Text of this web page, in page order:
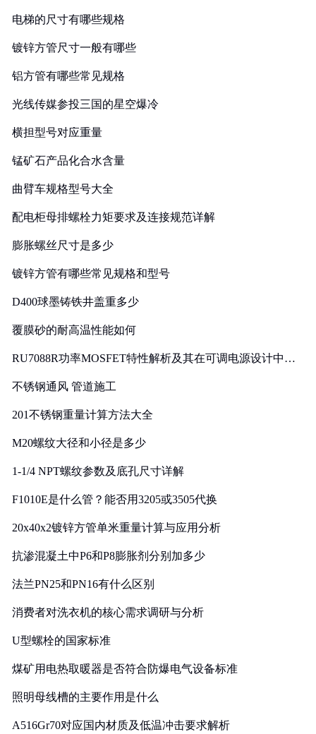
电梯的尺寸有哪些规格
镀锌方管尺寸一般有哪些
铝方管有哪些常见规格
光线传媒参投三国的星空爆冷
横担型号对应重量
锰矿石产品化合水含量
曲臂车规格型号大全
配电柜母排螺栓力矩要求及连接规范详解
膨胀螺丝尺寸是多少
镀锌方管有哪些常见规格和型号
D400球墨铸铁井盖重多少
覆膜砂的耐高温性能如何
RU7088R功率MOSFET特性解析及其在可调电源设计中的
不锈钢通风 管道施工
201不锈钢重量计算方法大全
M20螺纹大径和小径是多少
1-1/4 NPT螺纹参数及底孔尺寸详解
F1010E是什么管？能否用3205或3505代换
20x40x2镀锌方管单米重量计算与应用分析
抗渗混凝土中P6和P8膨胀剂分别加多少
法兰PN25和PN16有什么区别
消费者对洗衣机的核心需求调研与分析
U型螺栓的国家标准
煤矿用电热取暖器是否符合防爆电气设备标准
照明母线槽的主要作用是什么
A516Gr70对应国内材质及低温冲击要求解析